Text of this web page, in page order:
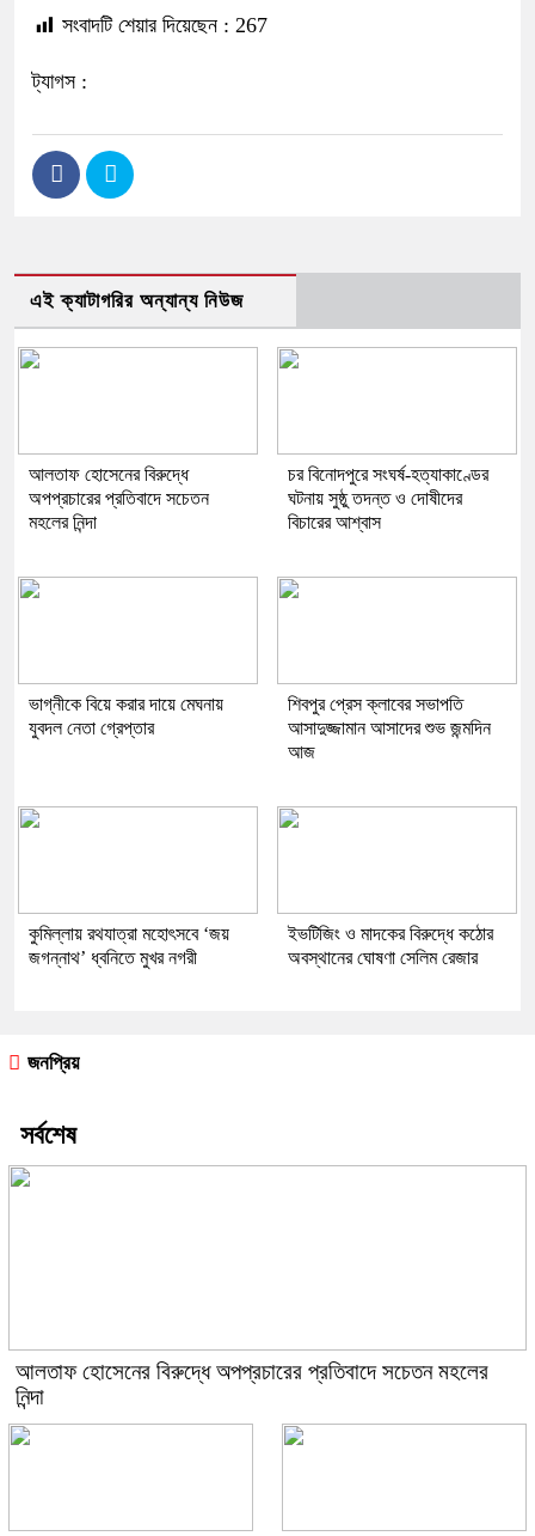
সংবাদটি শেয়ার দিয়েছেন : 267
ট্যাগস :
এই ক্যাটাগরির অন্যান্য নিউজ
আলতাফ হোসেনের বিরুদ্ধে
অপপ্রচারের প্রতিবাদে সচেতন
মহলের নিন্দা
চর বিনোদপুরে সংঘর্ষ-হত্যাকাণ্ডের
ঘটনায় সুষ্ঠু তদন্ত ও দোষীদের
বিচারের আশ্বাস
ভাগ্নীকে বিয়ে করার দায়ে মেঘনায়
যুবদল নেতা গ্রেপ্তার
শিবপুর প্রেস ক্লাবের সভাপতি
আসাদুজ্জামান আসাদের শুভ জন্মদিন
আজ
কুমিল্লায় রথযাত্রা মহোৎসবে ‘জয়
জগন্নাথ’ ধ্বনিতে মুখর নগরী
ইভটিজিং ও মাদকের বিরুদ্ধে কঠোর
অবস্থানের ঘোষণা সেলিম রেজার
জনপ্রিয়
সর্বশেষ
আলতাফ হোসেনের বিরুদ্ধে অপপ্রচারের প্রতিবাদে সচেতন মহলের
নিন্দা